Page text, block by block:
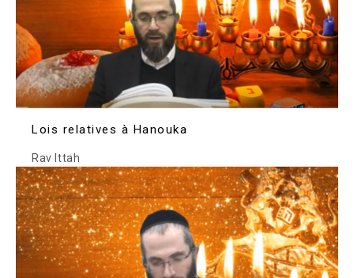
Lois relatives à Hanouka
Rav Ittah